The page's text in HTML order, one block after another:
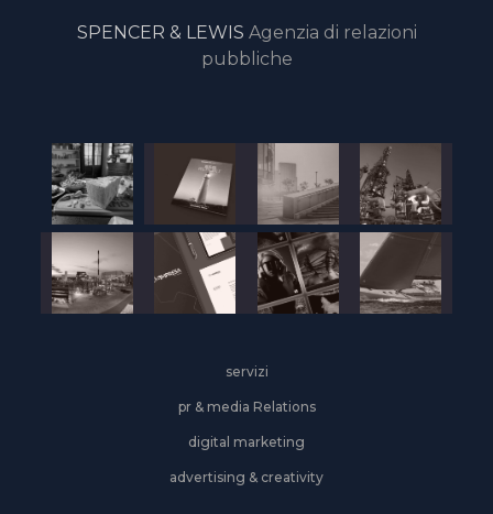
online
SPENCER & LEWIS Agenzia di relazioni
pubbliche
servizi
pr & media Relations
digital marketing
advertising & creativity